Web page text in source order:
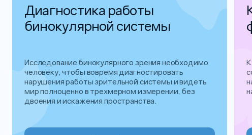
Диагностика работы
бинокулярной системы
Исследование бинокулярного зрения необходимо
человеку, чтобы вовремя диагностировать
нарушения работы зрительной системы и видеть
мир полноценно в трехмерном измерении, без
двоения и искажения пространства.